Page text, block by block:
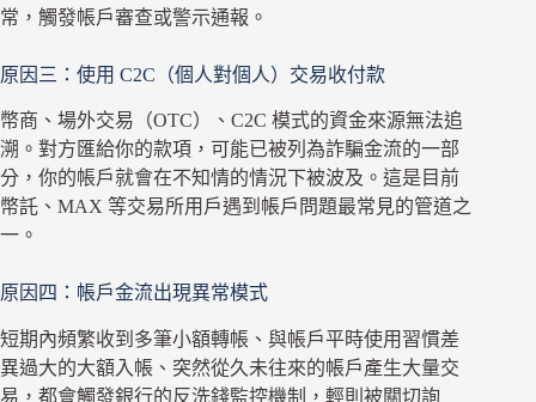
常，觸發帳戶審查或警示通報。
原因三：使用 C2C（個人對個人）交易收付款
幣商、場外交易（OTC）、C2C 模式的資金來源無法追
溯。對方匯給你的款項，可能已被列為詐騙金流的一部
分，你的帳戶就會在不知情的情況下被波及。這是目前
幣託、MAX 等交易所用戶遇到帳戶問題最常見的管道之
一。
原因四：帳戶金流出現異常模式
短期內頻繁收到多筆小額轉帳、與帳戶平時使用習慣差
異過大的大額入帳、突然從久未往來的帳戶產生大量交
易，都會觸發銀行的反洗錢監控機制，輕則被關切詢